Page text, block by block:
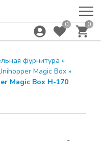
0 0
фурнитура »
Magic Box »
Magic Box Н-170
ЗАКРЫТЬ